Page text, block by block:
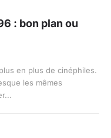
: bon plan ou
en plus de cinéphiles.
les mêmes